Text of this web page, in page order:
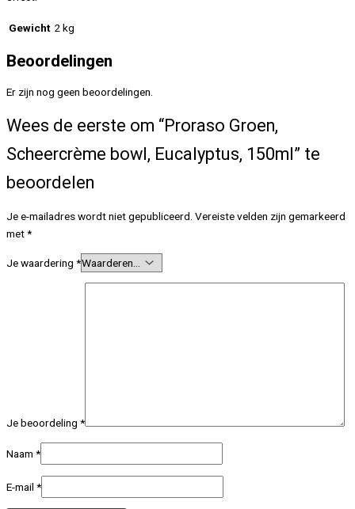
Gewicht 2 kg
Beoordelingen
Er zijn nog geen beoordelingen.
Wees de eerste om “Proraso Groen,
Scheercrème bowl, Eucalyptus, 150ml” te
beoordelen
Je e-mailadres wordt niet gepubliceerd. Vereiste velden zijn gemarkeerd
met*
Je waardering *
Je beoordeling *
Naam *
E-mail *